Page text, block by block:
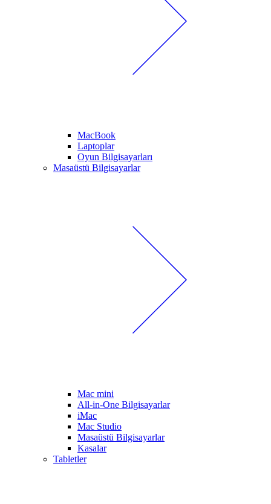
MacBook
Laptoplar
Oyun Bilgisayarları
Masaüstü Bilgisayarlar
Mac mini
All-in-One Bilgisayarlar
iMac
Mac Studio
Masaüstü Bilgisayarlar
Kasalar
Tabletler